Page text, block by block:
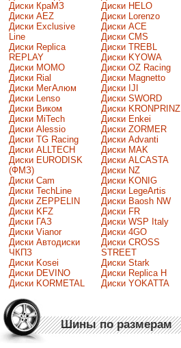
Диски КраМЗ
Диски AEZ
Диски Exclusive
Line
Диски Replica
REPLAY
Диски MOMO
Диски Rial
Диски МегАлюм
Диски Lenso
Диски Виком
Диски MiTech
Диски Alessio
Диски TG Racing
Диски ALLTECH
Диски EURODISK
(ФМЗ)
Диски Cam
Диски TechLine
Диски ZEPPELIN
Диски KFZ
Диски ГАЗ
Диски Vianor
Диски Автодиски
ЧКПЗ
Диски Kosei
Диски DEVINO
Диски KORMETAL
Диски HELO
Диски Lorenzo
Диски ACE
Диски CMS
Диски TREBL
Диски KYOWA
Диски OZ Racing
Диски Magnetto
Диски IJI
Диски SWORD
Диски KRONPRINZ
Диски Enkei
Диски ZORMER
Диски Advanti
Диски MAK
Диски ALCASTA
Диски NZ
Диски KONIG
Диски LegeArtis
Диски Baosh NW
Диски FR
Диски WSP Italy
Диски 4GO
Диски CROSS
STREET
Диски Stark
Диски Replica H
Диски YOKATTA
Шины по размерам